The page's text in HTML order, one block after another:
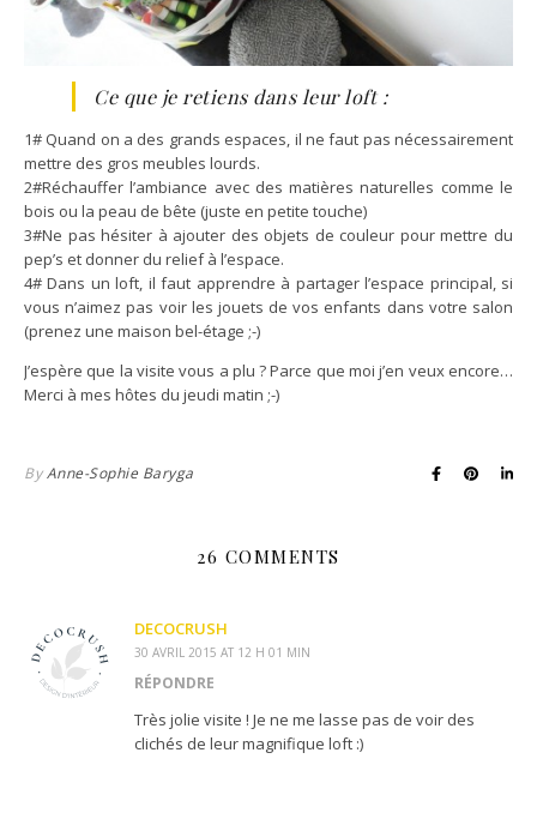
Ce que je retiens dans leur loft :
1# Quand on a des grands espaces, il ne faut pas nécessairement
mettre des gros meubles lourds.
2#Réchauffer l’ambiance avec des matières naturelles comme le
bois ou la peau de bête (juste en petite touche)
3#Ne pas hésiter à ajouter des objets de couleur pour mettre du
pep’s et donner du relief à l’espace.
4# Dans un loft, il faut apprendre à partager l’espace principal, si
vous n’aimez pas voir les jouets de vos enfants dans votre salon
(prenez une maison bel-étage ;-)
J’espère que la visite vous a plu ? Parce que moi j’en veux encore…
Merci à mes hôtes du jeudi matin ;-)
ByAnne-Sophie Baryga
26 COMMENTS
DECOCRUSH
30 AVRIL 2015 AT 12 H 01 MIN
RÉPONDRE
Très jolie visite ! Je ne me lasse pas de voir des
clichés de leur magnifique loft :)